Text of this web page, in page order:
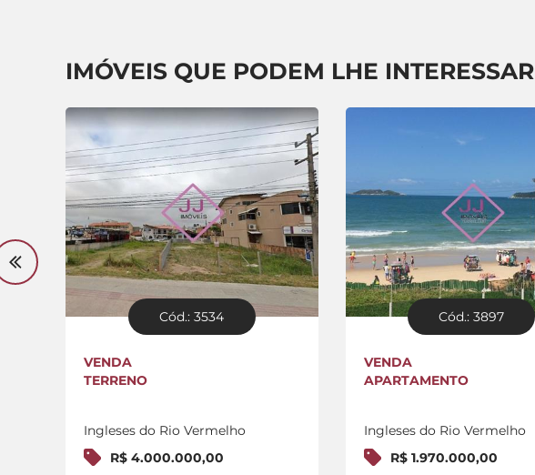
IMÓVEIS QUE PODEM LHE INTERESSAR
Cód.: 3534
VENDA
TERRENO
Ingleses do Rio Vermelho
R$ 4.000.000,00
Cód.: 3897
VENDA
APARTAMENTO
Ingleses do Rio Vermelho
R$ 1.970.000,00